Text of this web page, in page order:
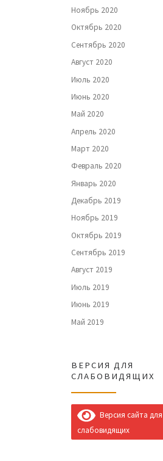
Ноябрь 2020
Октябрь 2020
Сентябрь 2020
Август 2020
Июль 2020
Июнь 2020
Май 2020
Апрель 2020
Март 2020
Февраль 2020
Январь 2020
Декабрь 2019
Ноябрь 2019
Октябрь 2019
Сентябрь 2019
Август 2019
Июль 2019
Июнь 2019
Май 2019
ВЕРСИЯ ДЛЯ
СЛАБОВИДЯЩИХ
Версия сайта для
слабовидящих